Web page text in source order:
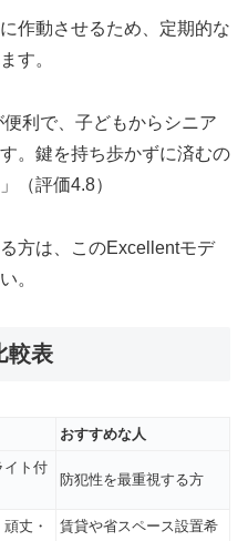
作動させるため、定期的な
す。
便利で、子どもからシニア
。鍵を持ち歩かずに済むの
（評価4.8）
方は、このExcellentモデ
。
較表
おすすめな人
イト付
防犯性を最重視する方
丈・ 賃貸や省スペース設置希